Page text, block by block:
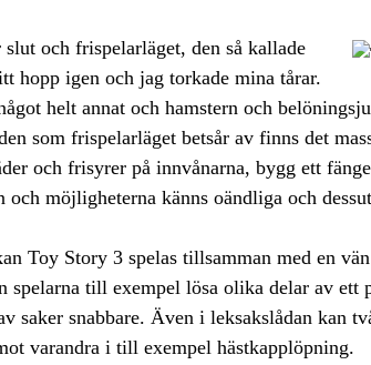
och frispelarläget, den så kallade
hopp igen och jag torkade mina tårar.
helt annat och hamstern och
som frispelarläget betsår av finns det
och frisyrer på innvånarna, bygg ett
möjligheterna känns oändliga och
Toy Story 3 spelas tillsamman med en
spelarna till exempel lösa olika delar av ett
saker snabbare. Även i leksakslådan kan
varandra i till exempel hästkapplöpning.